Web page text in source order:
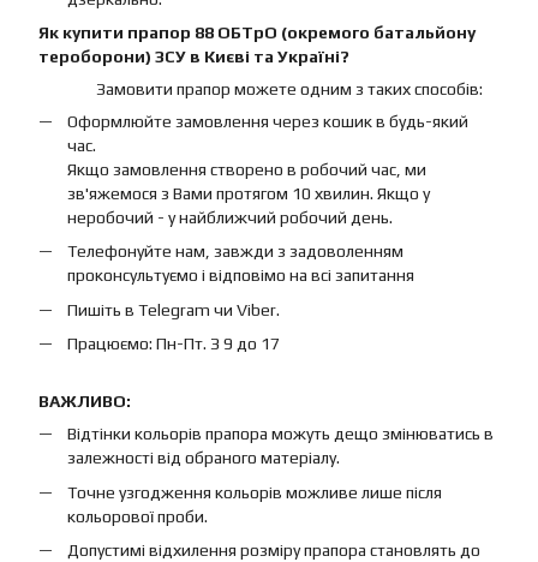
Як купити прапор 88 ОБТрО (окремого батальйону
тероборони) ЗСУ в Києві та Україні?
Замовити прапор можете одним з таких способів:
Оформлюйте замовлення через кошик в будь-який
час.
Якщо замовлення створено в робочий час, ми
зв'яжемося з Вами протягом 10 хвилин. Якщо у
неробочий - у найближчий робочий день.
Телефонуйте нам, завжди з задоволенням
проконсультуємо і відповімо на всі запитання
Пишіть в Telegram чи Viber.
Працюємо: Пн-Пт. З 9 до 17
ВАЖЛИВО:
Відтінки кольорів прапора можуть дещо змінюватись в
залежності від обраного матеріалу.
Точне узгодження кольорів можливе лише після
кольорової проби.
Допустимі відхилення розміру прапора становлять до